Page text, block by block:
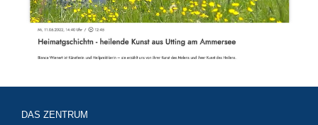
DAS ZENTRUM